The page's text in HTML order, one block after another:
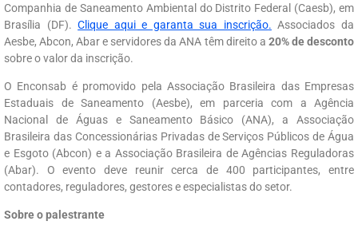
Companhia de Saneamento Ambiental do Distrito Federal (Caesb), em
Brasília (DF).Clique aqui e garanta sua inscrição. Associados da
Aesbe, Abcon, Abar e servidores da ANA têm direito a 20% de desconto
sobre o valor da inscrição.
O Enconsab é promovido pela Associação Brasileira das Empresas
Estaduais de Saneamento (Aesbe), em parceria com a Agência
Nacional de Águas e Saneamento Básico (ANA), a Associação
Brasileira das Concessionárias Privadas de Serviços Públicos de Água
e Esgoto (Abcon) e a Associação Brasileira de Agências Reguladoras
(Abar). O evento deve reunir cerca de 400 participantes, entre
contadores, reguladores, gestores e especialistas do setor.
Sobre o palestrante